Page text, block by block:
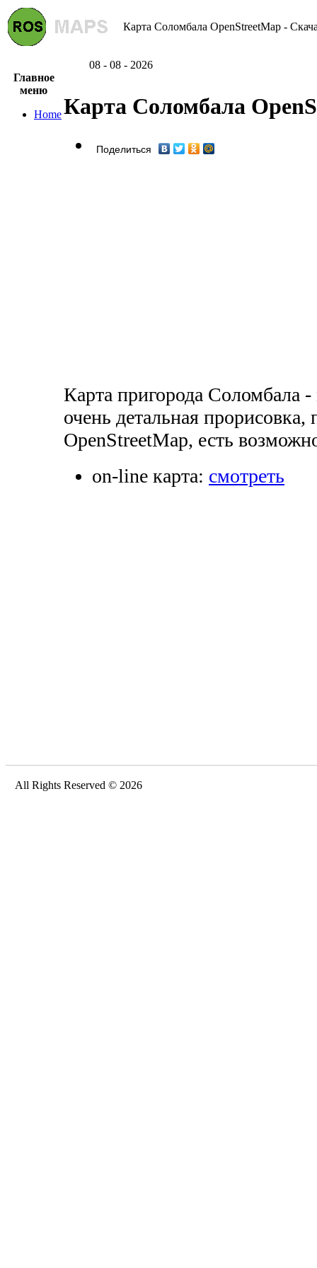
Карта Соломбала OpenStreetMap -
08 - 08 - 2026
Главное
меню
HomeКарта Соломбала
Поделиться
Карта пригорода Соломбала
очень детальная прорисовка,
OpenStreetMap, есть
on-line карта: смотреть
All Rights Reserved © 2026